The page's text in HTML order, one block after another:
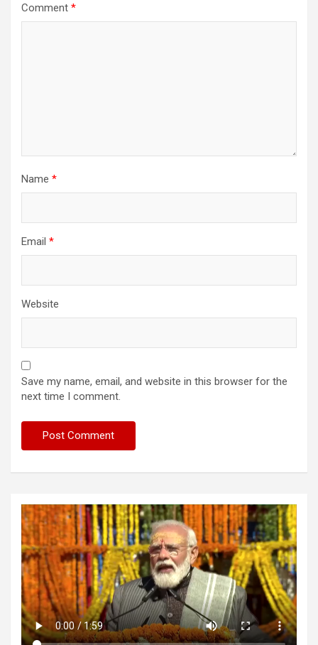
Comment *
Name *
Email *
Website
Save my name, email, and website in this browser for the
next time I comment.